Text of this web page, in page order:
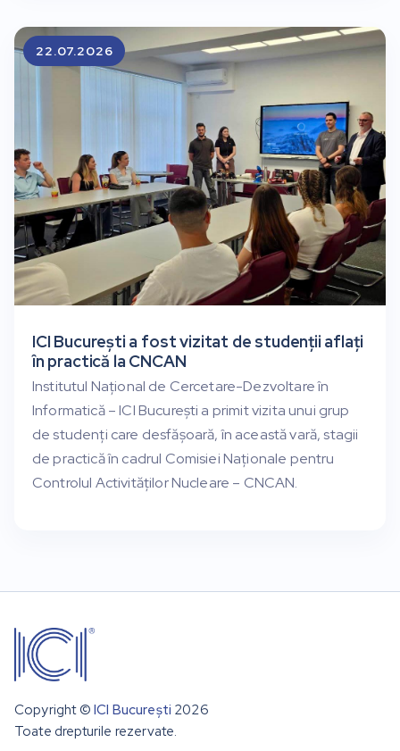
ICI București a fost vizitat de studenții aflați
în practică la CNCAN
Institutul Național de Cercetare-Dezvoltare în
Informatică – ICI București a primit vizita unui grup
de studenți care desfășoară, în această vară, stagii
de practică în cadrul Comisiei Naționale pentru
Controlul Activităților Nucleare – CNCAN.
22.07.2026
Copyright © ICI București 2026
Toate drepturile rezervate.